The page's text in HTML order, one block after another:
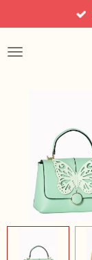
direct
naar